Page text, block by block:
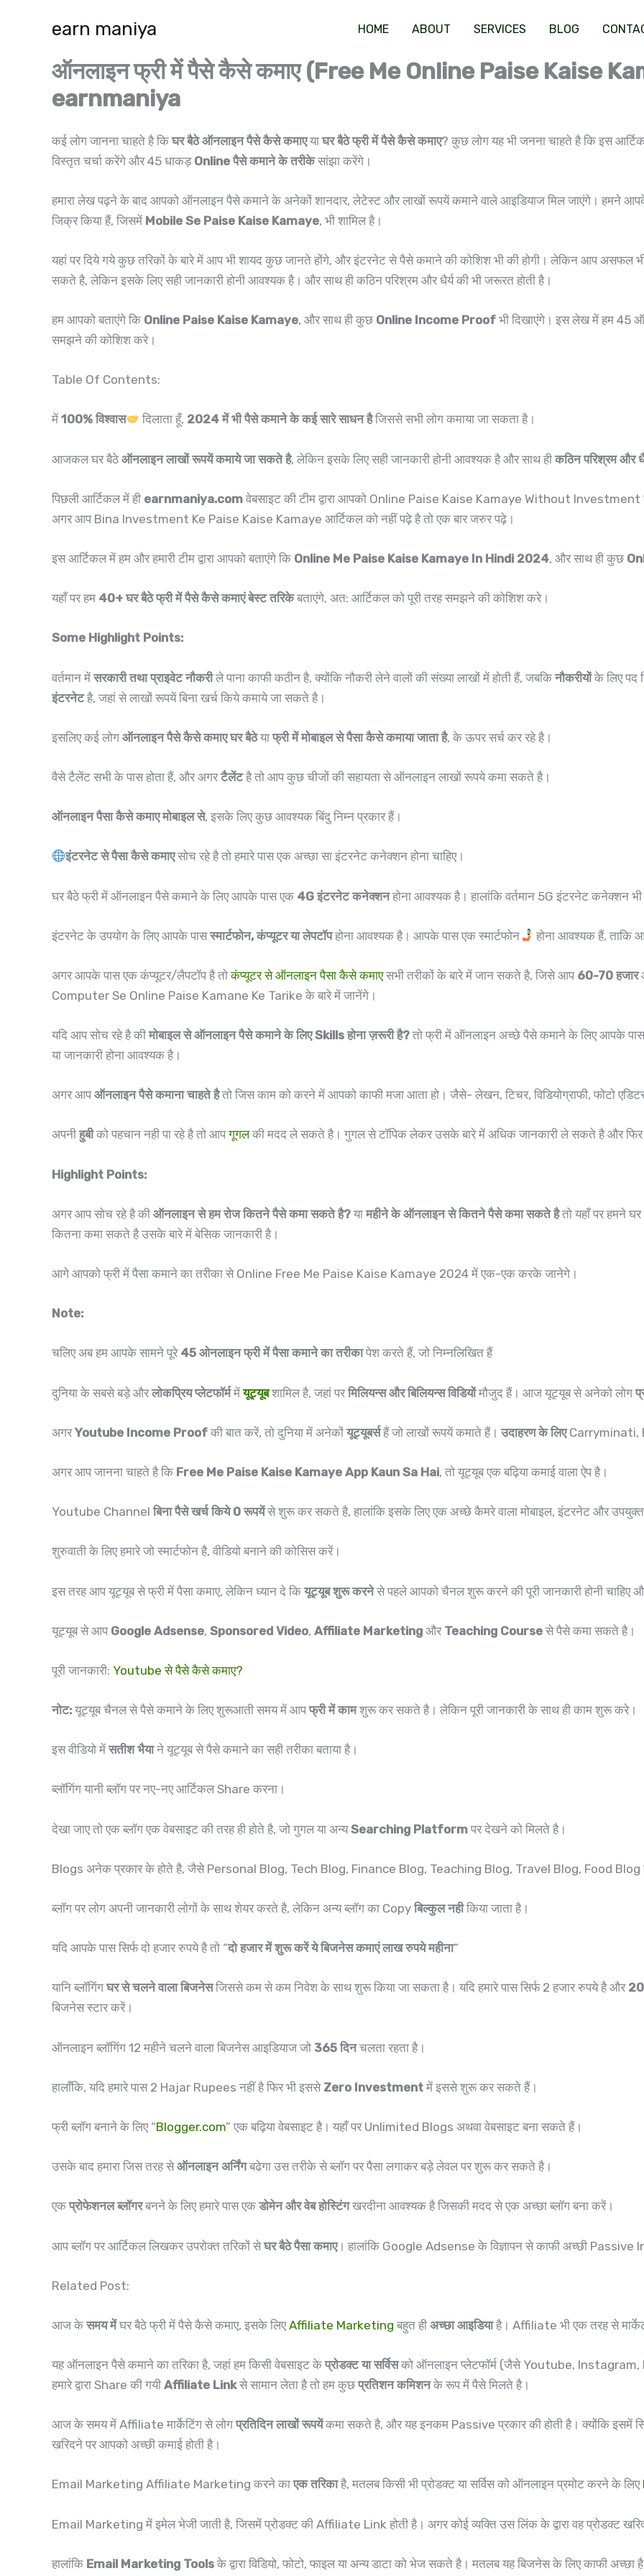
earn maniya HOME ABOUT SERVICES BLOG
ऑनलाइन फ्री में पैसे कैसे कमाए (Free Me Online Paise Kaise
earnmaniya
कई लोग जानना चाहते है कि घर बैठे ऑनलाइन पैसे कैसे कमाएया घर बैठे फ्री में पैसे कैसे कमाए? कुछ लोग यह भी जनना चाहते है कि इस
विस्तृत चर्चा करेंगे और 45 धाकड़ Online पैसे कमाने के तरीकेसांझा करेंगे।
हमारा लेख पढ़ने के बाद आपको ऑनलाइन पैसे कमाने के अनेकों शानदार, लेटेस्ट और लाखों रूपयें कमाने वाले आइडियाज मिल जाएंगे। हमने
जिक्र किया हैं, जिसमें Mobile Se Paise Kaise Kamaye, भी शामिल है।
यहां पर दिये गये कुछ तरिकों के बारे में आप भी शायद कुछ जानते होंगे, और इंटरनेट से पैसे कमाने की कोशिश भी की होगी। लेकिन आप असफल
सकते है, लेकिन इसके लिए सही जानकारी होनी आवश्यक है। और साथ ही कठिन परिश्रम और धैर्य की भी जरूरत होती है।
हम आपको बताएंगे कि Online Paise Kaise Kamaye, और साथ ही कुछ Online Income Proof भी दिखाएंगे। इस लेख में हम 45
समझने की कोशिश करे।
Table Of Contents:
में 100% विश्वास दिलाता हूँ, 2024 में भी पैसे कमाने के कई सारे साधन हैजिससे सभी लोग कमाया जा सकता है।
आजकल घर बैठे ऑनलाइन लाखों रूपयें कमाये जा सकते है, लेकिन इसके लिए सही जानकारी होनी आवश्यक है और साथ ही कठिन परिश्रम और
पिछली आर्टिकल में ही earnmaniya.com वेबसाइट की टीम द्वारा आपको Online Paise Kaise Kamaye Without Investment के
अगर आप Bina Investment Ke Paise Kaise Kamaye आर्टिकल को नहीं पढ़े है तो एक बार जरुर पढ़े।
इस आर्टिकल में हम और हमारी टीम द्वारा आपको बताएंगे कि Online Me Paise Kaise Kamaye In Hindi 2024, और साथ ही कुछ
यहाँ पर हम 40+ घर बैठे फ्री में पैसे कैसे कमाएं बेस्ट तरिकेबताएंगे, अत: आर्टिकल को पूरी तरह समझने की कोशिश करे।
Some Highlight Points:
वर्तमान में सरकारी तथा प्राइवेट नौकरीले पाना काफी कठीन है, क्योंकि नौकरी लेने वालों की संख्या लाखों में होती हैं, जबकि नौकरीयोंके लिए पद
इंटरनेटहै, जहां से लाखों रूपयें बिना खर्च किये कमाये जा सकते है।
इसलिए कई लोग ऑनलाइन पैसे कैसे कमाए घर बैठेया फ्री में मोबाइल से पैसा कैसे कमाया जाता है, के ऊपर सर्च कर रहे है।
वैसे टैलेंट सभी के पास होता हैं, और अगरटैलेंटहै तो आप कुछ चीजों की सहायता से ऑनलाइन लाखों रूपये कमा सकते है।
ऑनलाइन पैसा कैसे कमाए मोबाइल से, इसके लिए कुछ आवश्यक बिंदु निम्न प्रकार हैं।
इंटरनेट से पैसा कैसे कमाएसोच रहे है तो हमारे पास एक अच्छा सा इंटरनेट कनेक्शन होना चाहिए।
घर बैठे फ्री में ऑनलाइन पैसे कमाने के लिए आपके पास एक 4G इंटरनेट कनेक्शनहोना आवश्यक है। हालांकि वर्तमान 5G इंटरनेट कनेक्शन
इंटरनेट के उपयोग के लिए आपके पासस्मार्टफोन, कंप्यूटर या लेपटॉपहोना आवश्यक है। आपके पास एक स्मार्टफोन होना आवश्यक हैं,
अगर आपके पास एक कंप्यूटर/लैपटॉप है तोकंप्यूटर से ऑनलाइन पैसा कैसे कमाएसभी तरीकों के बारे में जान सकते है, जिसे आप 60-70 हजार
Computer Se Online Paise Kamane Ke Tarike के बारे में जानेंगे।
यदि आप सोच रहे है की मोबाइल से ऑनलाइन पैसे कमाने के लिए Skills होना ज़रूरी है? तो फ्री में ऑनलाइन अच्छे पैसे कमाने के लिए आपके पास
या जानकारी होना आवश्यक है।
अगर आपऑनलाइन पैसे कमाना चाहते हैतो जिस काम को करने में आपको काफी मजा आता हो। जैसे- लेखन, टिचर, विडियोग्राफी, फोटो
अपनी हुबीको पहचान नही पा रहे है तो आपगूगलकी मदद ले सकते है। गुगल से टॉपिक लेकर उसके बारे में अधिक जानकारी ले सकते है और फिर
Highlight Points:
अगर आप सोच रहे है की ऑनलाइन से हम रोज कितने पैसे कमा सकते है? या महीने के ऑनलाइन से कितने पैसे कमा सकते हैतो यहाँ पर हमने
कितना कमा सकते है उसके बारे में बेसिक जानकारी है।
आगे आपको फ्री में पैसा कमाने का तरीका से Online Free Me Paise Kaise Kamaye 2024 में एक-एक करके जानेगे।
Note:
चलिए अब हम आपके सामने पूरे 45 ओनलाइन फ्री में पैसा कमाने का तरीकापेश करते हैं, जो निम्नलिखित हैं
दुनिया के सबसे बड़े औरलोकप्रिय प्लेटफॉर्ममेंयूट्यूबशामिल है, जहां परमिलियन्स और बिलियन्स विडियोंमौजुद हैं। आज यूट्यूब से अनेको लोग
अगरYoutube Income Proof की बात करें, तो दुनिया में अनेकों यूट्यूबर्सहैं जो लाखों रूपयें कमाते हैं। उदाहरण के लिएCarryminati,
अगर आप जानना चाहते है कि Free Me Paise Kaise Kamaye App Kaun Sa Hai, तो यूट्यूब एक बढ़िया कमाई वाला ऐप है।
Youtube Channel बिना पैसे खर्च किये 0 रूपयेंसे शुरू कर सकते है, हालांकि इसके लिए एक अच्छे कैमरे वाला मोबाइल, इंटरनेट और उपयुक्त
शुरुवाती के लिए हमारे जो स्मार्टफोन है, वीडियो बनाने की कोसिस करें।
इस तरह आप यूट्यूब से फ्री में पैसा कमाए, लेकिन ध्यान दे कि यूट्यूब शुरू करनेसे पहले आपको चैनल शुरू करने की पूरी जानकारी होनी चाहिए
यूट्यूब से आप Google Adsense, Sponsored Video, Affiliate Marketing और Teaching Course से पैसे कमा सकते है।
पूरी जानकारी: Youtube से पैसे कैसे कमाए?
नोट: यूट्यूब चैनल से पैसे कमाने के लिए शुरूआती समय में आपफ्री में कामशुरू कर सकते है। लेकिन पूरी जानकारी के साथ ही काम शुरू करे।
इस वीडियो में सतीश भैयाने यूट्यूब से पैसे कमाने का सही तरीका बताया है।
ब्लॉगिंग यानी ब्लॉग पर नए-नए आर्टिकल Share करना।
देखा जाए तो एक ब्लॉग एक वेबसाइट की तरह ही होते है, जो गुगल या अन्यSearching Platform पर देखने को मिलते है।
Blogs अनेक प्रकार के होते है, जैसे Personal Blog, Tech Blog, Finance Blog, Teaching Blog, Travel Blog, Food Blog
ब्लॉग पर लोग अपनी जानकारी लोगों के साथ शेयर करते है, लेकिन अन्य ब्लॉग का Copy बिल्कुल नहीकिया जाता है।
यदि आपके पास सिर्फ दो हजार रुपये है तो “दो हजार में शुरू करें ये बिजनेस कमाएं लाख रुपये महीना“
यानि ब्लॉगिंग घर से चलने वाला बिजनेसजिससे कम से कम निवेश के साथ शुरू किया जा सकता है। यदि हमारे पास सिर्फ 2 हजार रुपये है और
बिजनेस स्टार करें।
ऑनलाइन ब्लॉगिंग 12 महीने चलने वाला बिजनेस आइडियाज जो 365 दिनचलता रहता है।
हालाँकि, यदि हमारे पास 2 Hajar Rupees नहीं है फिर भी इससे Zero Investment में इससे शुरू कर सकते हैं।
फ्री ब्लॉग बनाने के लिए “Blogger.com” एक बढ़िया वेबसाइट है। यहाँ पर Unlimited Blogs अथवा वेबसाइट बना सकते हैं।
उसके बाद हमारा जिस तरह सेऑनलाइन अर्निंगबढेगा उस तरीके से ब्लॉग पर पैसा लगाकर बड़े लेवल पर शुरू कर सकते है।
एक प्रोफेशनल ब्लॉगरबनने के लिए हमारे पास एक डोमेन और वेब होस्टिंगखरदीना आवश्यक है जिसकी मदद से एक अच्छा ब्लॉग बना करें।
आप ब्लॉग पर आर्टिकल लिखकर उपरोक्त तरिकों सेघर बैठे पैसा कमाए। हालांकि Google Adsense के विज्ञापन से काफी अच्छी Passive
Related Post:
आज के समय मेंघर बैठे फ्री में पैसे कैसे कमाए, इसके लिएAffiliate Marketing बहुत ही अच्छा आइडियाहै। Affiliate भी एक तरह से मार्केट
यह ऑनलाइन पैसे कमाने का तरिका है, जहां हम किसी वेबसाइट के प्रोडक्ट या सर्विसको ऑनलाइन प्लेटफॉर्म (जैसे Youtube, Instagram,
हमारे द्वारा Share की गयी Affiliate Linkसे सामान लेता है तो हम कुछ प्रतिशन कमिशनके रूप में पैसे मिलते है।
आज के समय में Affiliate मार्केटिंग से लोग प्रतिदिन लाखों रूपयेंकमा सकते है, और यह इनकम Passive प्रकार की होती है। क्योंकि इसमें
खरिदने पर आपको अच्छी कमाई होती है।
Email Marketing Affiliate Marketing करने का एक तरिकाहै, मतलब किसी भी प्रोडक्ट या सर्विस को ऑनलाइन प्रमोट करने के लिए
Email Marketing में इमेल भेजी जाती है, जिसमें प्रोडक्ट की Affiliate Link होती है। अगर कोई व्यक्ति उस लिंक के द्वारा वह प्रोडक्ट
हालांकि Email Marketing Tools के द्वारा विडियो, फोटो, फाइल या अन्य डाटा को भेज सकते है। मतलब यह बिजनेस के लिए काफी अच्छा